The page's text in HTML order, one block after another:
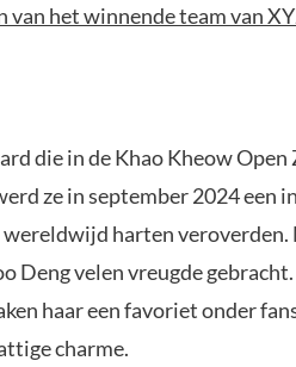
van het winnende team van
die in de Khao Kheow Open
ze in september 2024 een
wereldwijd harten
Deng velen vreugde
haar een favoriet onder
charme.